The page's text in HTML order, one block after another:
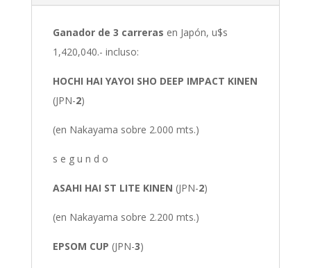
Ganador de 3 carreras en Japón, u$s
1,420,040.- incluso:
HOCHI HAI YAYOI SHO DEEP IMPACT KINEN
(JPN-2)
(en Nakayama sobre 2.000 mts.)
s e g u n d o
ASAHI HAI ST LITE KINEN (JPN-2)
(en Nakayama sobre 2.200 mts.)
EPSOM CUP (JPN-3)